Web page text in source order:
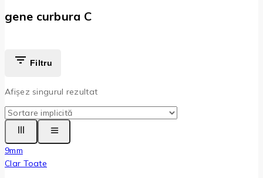
gene curbura C
Filtru
Afișez singurul rezultat
9mm
Clar Toate